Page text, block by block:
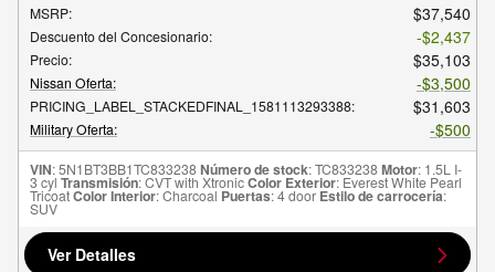
MSRP: $37,540
Descuento del Concesionario: $2,437
Precio: $35,103
Nissan Oferta: $3,500
PRICING_LABEL_STACKEDFINAL_1581113293388: $31,603
Military Oferta: $500
VIN: 5N1BT3BB1TC833238Número de stock: TC833238Motor: 1.5L I-
3 cyl Transmisión: CVT with XtronicColor Exterior: Everest White Pearl
TricoatColor Interior: Charcoal Puertas: 4 door Estilo de carrocería:
SUV
Ver Detalles